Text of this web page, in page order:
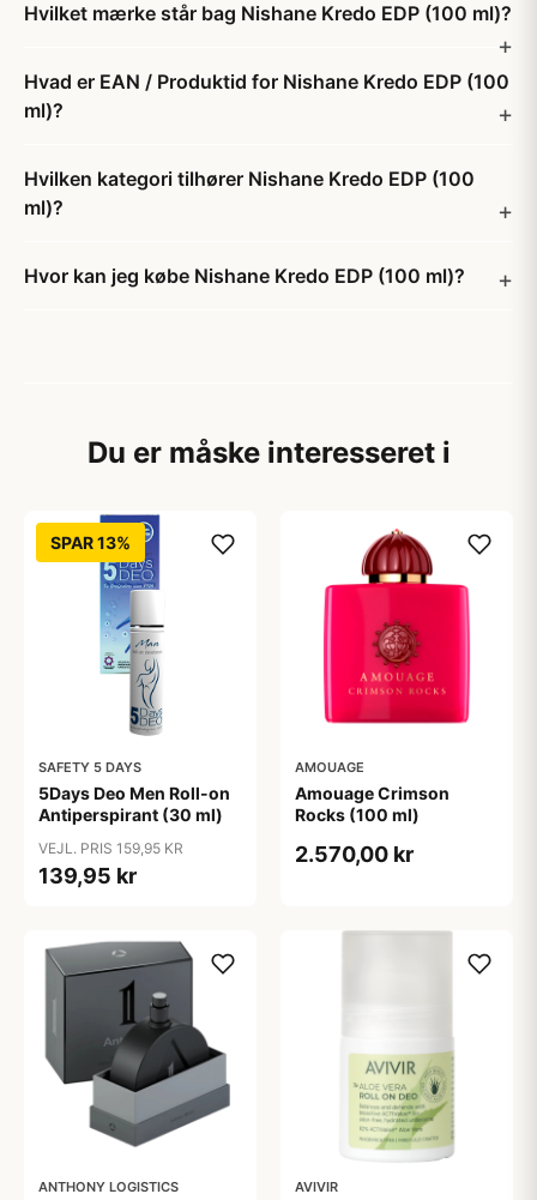
Hvilket mærke står bag Nishane Kredo EDP (100 ml)?
Hvad er EAN / Produktid for Nishane Kredo EDP (100
ml)?
Hvilken kategori tilhører Nishane Kredo EDP (100
ml)?
Hvor kan jeg købe Nishane Kredo EDP (100 ml)?
Du er måske interesseret i
SPAR 13%
SAFETY 5 DAYS
5Days Deo Men Roll-on
Antiperspirant (30 ml)
VEJL. PRIS 159,95 KR
139,95 kr
AMOUAGE
Amouage Crimson
Rocks (100 ml)
2.570,00 kr
ANTHONY LOGISTICS AVIVIR